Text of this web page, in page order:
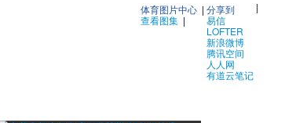
|
分享到
易信
LOFTER
新浪微博
腾讯空间
人人网
有道云笔记
体育图片中心 |
查看图集 |